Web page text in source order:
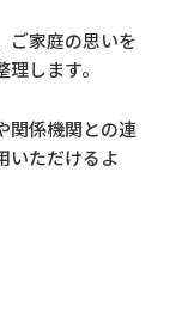
ご家庭の思いを
します。
関係機関との連
いただけるよ